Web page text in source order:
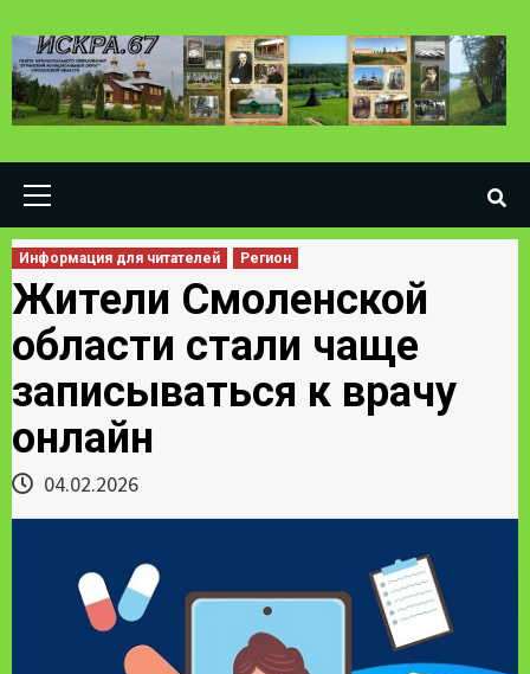
to
content
Информация для читателей Регион
Жители Смоленской
области стали чаще
записываться к врачу
онлайн
04.02.2026